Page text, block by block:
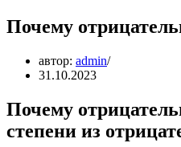
Почему
автор: admin
31.10.2023
Почему
степени из